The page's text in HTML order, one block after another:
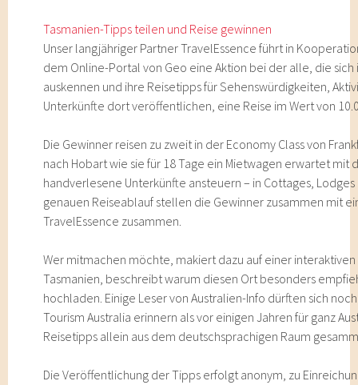
Tasmanien-Tipps teilen und Reise gewinnen
Unser langjähriger Partner TravelEssence führt in
dem Online-Portal von Geo eine Aktion bei der alle, die sich
auskennen und ihre Reisetipps für Sehenswürdigkeiten,
Unterkünfte dort veröffentlichen, eine Reise im Wert von
Die Gewinner reisen zu zweit in der Economy Class von
nach Hobart wie sie für 18 Tage ein Mietwagen erwartet mit
handverlesene Unterkünfte ansteuern – in Cottages, Lodges
genauen Reiseablauf stellen die Gewinner zusammen mit
TravelEssence zusammen.
Wer mitmachen möchte, makiert dazu auf einer
Tasmanien, beschreibt warum diesen Ort besonders
hochladen. Einige Leser von Australien-Info dürften sich
Tourism Australia erinnern als vor einigen Jahren für ganz
Reisetipps allein aus dem deutschsprachigen Raum
Die Veröffentlichung der Tipps erfolgt anonym, zu